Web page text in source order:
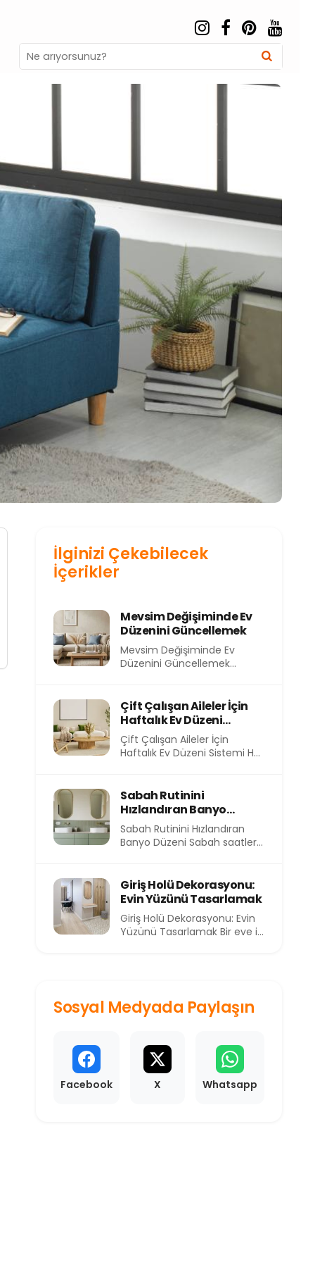
Search
for:
İlginizi Çekebilecek
İçerikler
Mevsim Değişiminde Ev
Düzenini Güncellemek
Mevsim Değişiminde Ev
Düzenini Güncellemek
evimizin içindeki atmosfer
de...
Çift Çalışan Aileler İçin
Haftalık Ev Düzeni
Sistemi
Çift Çalışan Aileler İçin
Haftalık Ev Düzeni Sistemi Her
Sabah Rutinini
Hızlandıran Banyo
Düzeni
Sabah Rutinini Hızlandıran
Banyo Düzeni Sabah saatleri,
Giriş Holü Dekorasyonu:
Evin Yüzünü Tasarlamak
Giriş Holü Dekorasyonu: Evin
Yüzünü Tasarlamak Bir eve ilk
Sosyal Medyada Paylaşın
Facebook X Whatsapp